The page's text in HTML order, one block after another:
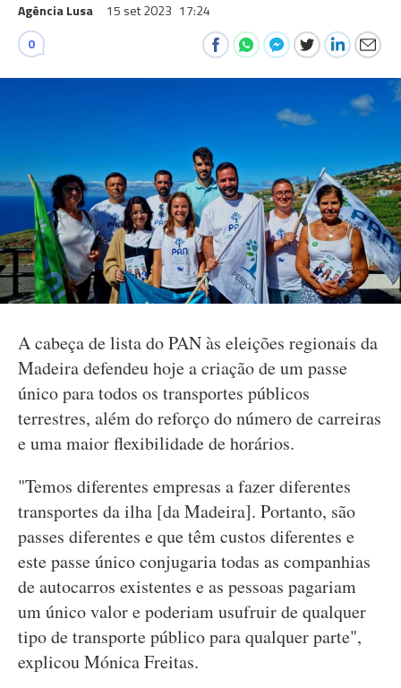
Agência Lusa 15 set 2023 17:24
0
A cabeça de lista do PAN às eleições regionais da
Madeira defendeu hoje a criação de um passe
único para todos os transportes públicos
terrestres, além do reforço do número de carreiras
e uma maior flexibilidade de horários.
"Temos diferentes empresas a fazer diferentes
transportes da ilha [da Madeira]. Portanto, são
passes diferentes e que têm custos diferentes e
este passe único conjugaria todas as companhias
de autocarros existentes e as pessoas pagariam
um único valor e poderiam usufruir de qualquer
tipo de transporte público para qualquer parte",
explicou Mónica Freitas.